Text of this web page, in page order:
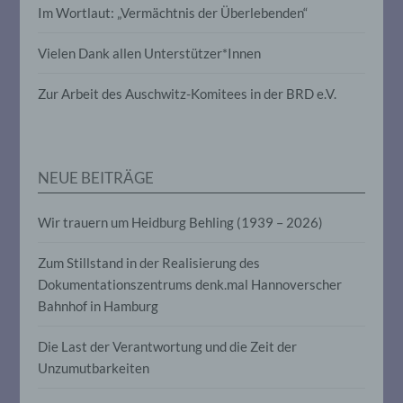
Im Wortlaut: „Vermächtnis der Überlebenden“
Vielen Dank allen Unterstützer*Innen
Zur Arbeit des Auschwitz-Komitees in der BRD e.V.
NEUE BEITRÄGE
Wir trauern um Heidburg Behling (1939 – 2026)
Zum Stillstand in der Realisierung des
Dokumentationszentrums denk.mal Hannoverscher
Bahnhof in Hamburg
Die Last der Verantwortung und die Zeit der
Unzumutbarkeiten
Verarbeitung personenbezogener Daten,
personenbezogenen Daten verwendet
werden, um bestimmte persönliche
Person beziehen, zu bewerten,
Aufenthaltsort oder Ortswechsel dieser
natürlichen Person zu analysieren oder
f) Pseudonymisierung
Pseudonymisierung ist die Verarbeitung
auf welche die personenbezogenen Daten
ohne Hinzuziehung zusätzlicher
Informationen nicht mehr einer